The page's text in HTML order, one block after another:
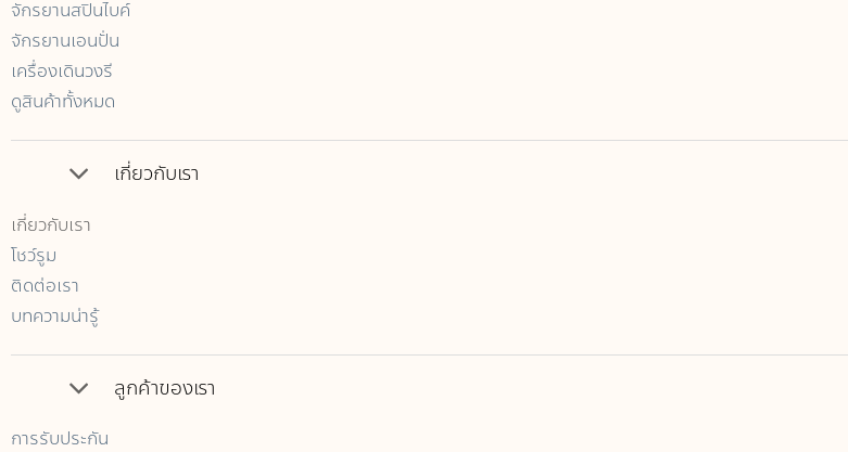
จักรยานสปินไบค์
จักรยานเอนปั่น
เครื่องเดินวงรี
ดูสินค้าทั้งหมด
เกี่ยวกับเรา
เกี่ยวกับเรา
โชว์รูม
ติดต่อเรา
บทความน่ารู้
ลูกค้าของเรา
การรับประกัน